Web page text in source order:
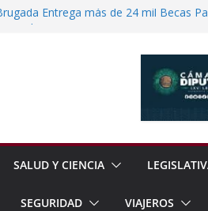
Entrega más de 24 mil Becas
Entrega Pensión Mujeres
SALUD Y CIENCIA
SEGURIDAD VIAJEROS